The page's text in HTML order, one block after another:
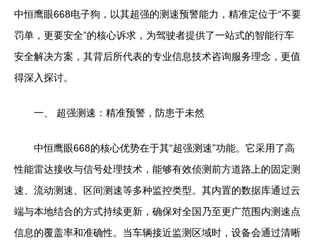
中恒鹰眼668电子狗，以其超强的测速预警能力，精准定位于“不要
罚单，更要安全”的核心诉求，为驾驶者提供了一站式的智能行车
安全解决方案，其背后所代表的专业信息技术咨询服务理念，更值
得深入探讨。
一、 超强测速：精准预警，防患于未然
中恒鹰眼668的核心优势在于其“超强测速”功能。它采用了高
性能雷达接收与信号处理技术，能够有效侦测前方道路上的固定测
速、流动测速、区间测速等多种监控类型。其内置的数据库通过云
端与本地结合的方式持续更新，确保对全国乃至更广范围内测速点
信息的覆盖率和准确性。当车辆接近监测区域时，设备会通过清晰